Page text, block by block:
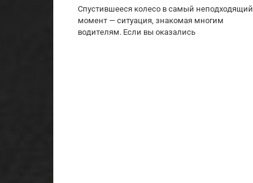
Спустившееся колесо в самый неподходящий
момент — ситуация, знакомая многим
водителям. Если вы оказались